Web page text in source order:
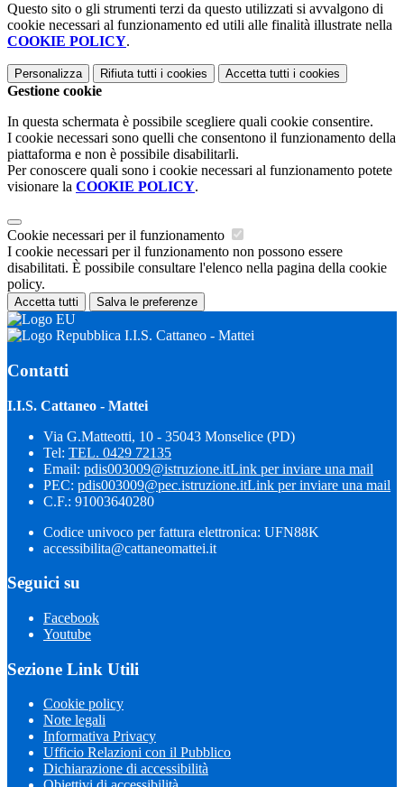
Questo sito o gli strumenti terzi da questo utilizzati si avvalgono di
cookie necessari al funzionamento ed utili alle finalità illustrate nella
COOKIE POLICY.
Personalizza Rifiuta tutti i cookies Accetta tutti i cookies
Gestione cookie
In questa schermata è possibile scegliere quali cookie consentire.
I cookie necessari sono quelli che consentono il funzionamento della
piattaforma e non è possibile disabilitarli.
Per conoscere quali sono i cookie necessari al funzionamento potete
visionare la COOKIE POLICY.
Cookie necessari per il funzionamento
I cookie necessari per il funzionamento non possono essere
disabilitati. È possibile consultare l'elenco nella pagina della cookie
policy.
Accetta tutti Salva le preferenze
I.I.S. Cattaneo - Mattei
Contatti
I.I.S. Cattaneo - Mattei
Via G.Matteotti, 10 - 35043 Monselice (PD)
Tel: TEL. 0429 72135
Email: pdis003009@istruzione.itLink per inviare una mail
PEC: pdis003009@pec.istruzione.itLink per inviare una mail
C.F.: 91003640280
Codice univoco per fattura elettronica: UFN88K
accessibilita@cattaneomattei.it
Seguici su
Facebook
Youtube
Sezione Link Utili
Cookie policy
Note legali
Informativa Privacy
Ufficio Relazioni con il Pubblico
Dichiarazione di accessibilità